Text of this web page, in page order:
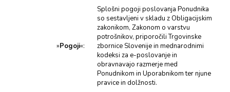
»Pogoji«:
Splošni pogoji poslovanja Ponudnika
so sestavljeni v skladu z Obligacijskim
zakonikom, Zakonom o varstvu
potrošnikov, priporočili Trgovinske
zbornice Slovenije in mednarodnimi
kodeksi za e-poslovanje in
obravnavajo razmerje med
Ponudnikom in Uporabnikom ter njune
pravice in dolžnosti.